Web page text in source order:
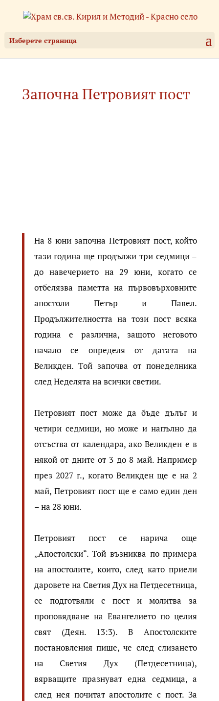
Изберете страница
Започна Петровият пост
На 8 юни започна Петровият пост, който
тази година ще продължи три седмици –
до навечерието на 29 юни, когато се
отбелязва паметта на първовърховните
апостоли Петър и Павел.
Продължителността на този пост всяка
година е различна, защото неговото
начало се определя от датата на
Великден. Той започва от понеделника
след Неделята на всички светии.
Петровият пост може да бъде дълъг и
четири седмици, но може и напълно да
отсъства от календара, ако Великден е в
някой от дните от 3 до 8 май. Например
през 2027 г., когато Великден ще е на 2
май, Петровият пост ще е само един ден
– на 28 юни.
Петровият пост се нарича още
„Апостолски“. Той възниква по примера
на апостолите, които, след като приели
даровете на Светия Дух на Петдесетница,
се подготвяли с пост и молитва за
проповядване на Евангелието по целия
свят (Деян. 13:3). В Апостолските
постановления пише, че след слизането
на Светия Дух (Петдесетница),
вярващите празнуват една седмица, а
след нея почитат апостолите с пост. За